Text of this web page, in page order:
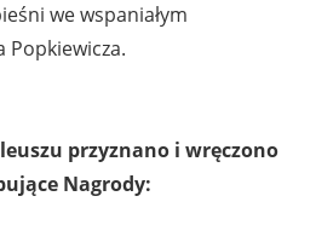
we wspaniałym
Popkiewicza.
przyznano i wręczono
Nagrody: